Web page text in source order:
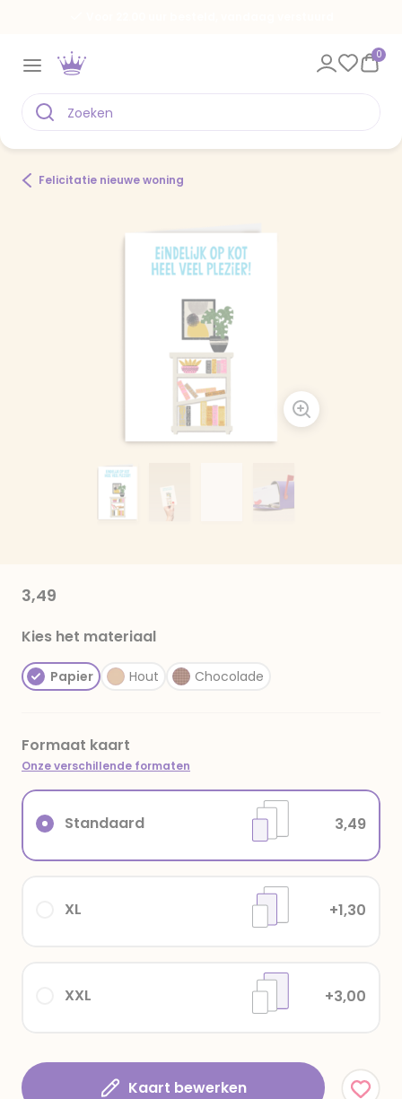
0
Felicitatie nieuwe woning
3,49
Kies het materiaal
Papier Hout Chocolade
Formaat kaart
Onze verschillende formaten
XXL +3,00
XL +1,30
Standaard 3,49
Kaart bewerken